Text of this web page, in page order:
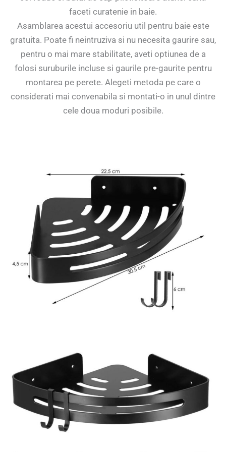
faceti curatenie in baie.
Asamblarea acestui accesoriu util pentru baie este
gratuita. Poate fi neintruziva si nu necesita gaurire sau,
pentru o mai mare stabilitate, aveti optiunea de a
folosi suruburile incluse si gaurile pre-gaurite pentru
montarea pe perete. Alegeti metoda pe care o
considerati mai convenabila si montati-o in unul dintre
cele doua moduri posibile.